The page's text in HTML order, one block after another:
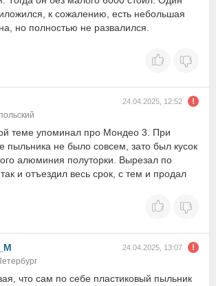
к сожалению, есть небольшая
но полностью не развалился.
24.04.2025, 12:52
теме упоминал про Мондео 3. При
пыльника не было совсем, зато был кусок
алюминия полуторки. Вырезал по
и отъездил весь срок, с тем и продал
24.04.2025, 13:07
что сам по себе пластиковый пыльник